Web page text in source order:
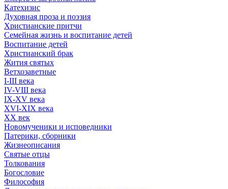
Катехизис
Духовная проза и поэзия
Христианские притчи
Семейная жизнь и воспитание детей
Воспитание детей
Христианский брак
Жития святых
Ветхозаветные
I-III века
IV-VIII века
IX-XV века
XVI-XIX века
XX век
Новомученики и исповедники
Патерики, сборники
Жизнеописания
Святые отцы
Толкования
Богословие
Философия